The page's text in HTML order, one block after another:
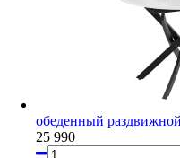
обеденный
25 990